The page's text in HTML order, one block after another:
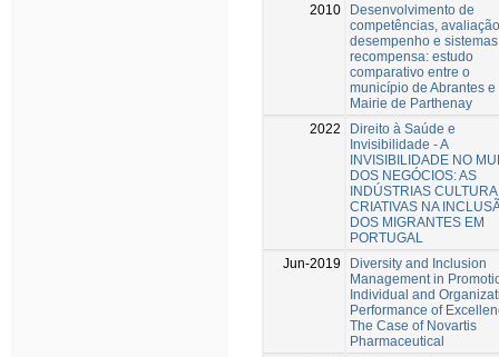
2010
Desenvolvimento de
competências,
desempenho e
recompensa: estudo
comparativo entre o
município de Abrantes e
Mairie de Parthenay
2022
Direito à Saúde e
Invisibilidade - A
INVISIBILIDADE NO
DOS NEGÓCIOS: AS
INDÚSTRIAS
CRIATIVAS NA
DOS MIGRANTES EM
PORTUGAL
Jun-2019
Diversity and Inclusion
Management in
Individual and
Performance of
The Case of Novartis
Pharmaceutical